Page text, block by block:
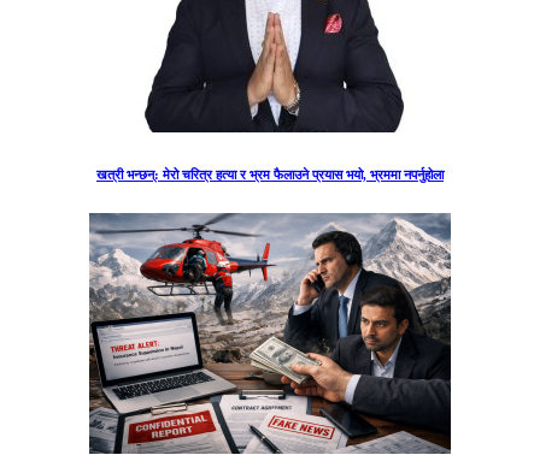
खत्री भन्छन्: मेरो चरित्र हत्या र भ्रम फैलाउने प्रयास भयो, भ्रममा नपर्नुहोला